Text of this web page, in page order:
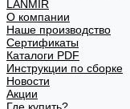
LANMIR
О компании
Наше производство
Сертификаты
Каталоги PDF
Инструкции по сборке
Новости
Акции